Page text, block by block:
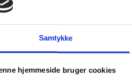
Samtykke
hjemmeside bruger cookies
(PKL Presenning ApS) indsamles
at der indsamles oplysninger, bør
formål og hvilke tredjeparter, der